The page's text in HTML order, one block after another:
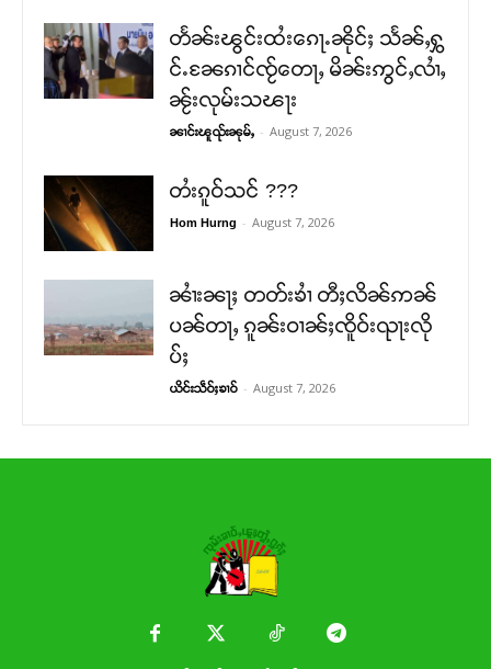
တႅၼ်းၽွင်းထႆးၵေႃႉၼိုင်ႈ သႅၼ်ႇႁွ
င်ႉၼႄၵၢင်ၸႂ်တေႃႇ မိၼ်းဢွင်ႇလၢႆႇ
ၼႂ်းလုမ်းသၽႃး
ၼၢင်းၽူၺ်းၼုမ်ႇ - August 7, 2026
တႆးၵူဝ်သင် ???
Hom Hurng - August 7, 2026
ၼၢႆးၼႃႈ တတ်းၶၢႆ တီႈလိၼ်ဢၼ်
ပၼ်တႃႇ ၵူၼ်းဝၢၼ်ႈၸိူဝ်းၺႃးလို
ပ်ႈ
ယိင်းသဵဝ်ႈၶၢဝ် - August 7, 2026